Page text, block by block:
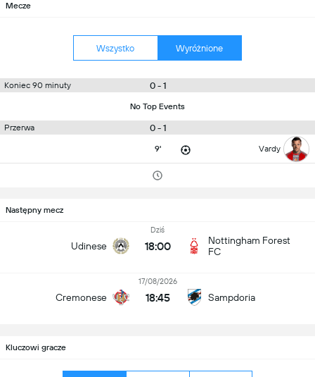
Mecze
Wszystko Wyróżnione
Koniec 90 minuty 0 - 1
No Top Events
Przerwa 0 - 1
9' Vardy
Następny mecz
Udinese
Dziś
18:00
Nottingham Forest
FC
Cremonese
17/08/2026
18:45 Sampdoria
Kluczowi gracze